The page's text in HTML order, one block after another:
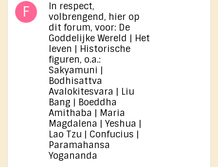
In respect,
volbrengend, hier op
dit forum, voor: De
Goddelijke Wereld | Het
leven | Historische
figuren, o.a.:
Sakyamuni |
Bodhisattva
Avalokitesvara | Liu
Bang | Boeddha
Amithaba | Maria
Magdalena | Yeshua |
Lao Tzu | Confucius |
Paramahansa
Yogananda